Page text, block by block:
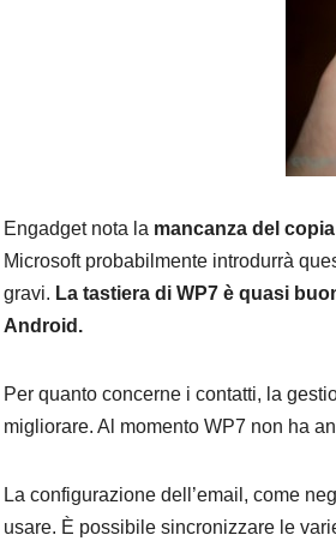
Engadget nota la mancanza del
Microsoft probabilmente introdurrà
gravi. La tastiera di WP7 è quasi
Android.
Per quanto concerne i contatti, la
migliorare. Al momento WP7 non ha
La configurazione dell’email, come
usare. È possibile sincronizzare le